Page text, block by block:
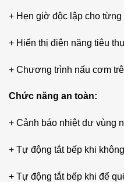
+ Hẹn giờ độc lập cho từng
+ Hiển thị điện năng tiêu
+ Chương trình nấu cơm
Chức năng an toàn:
+ Cảnh báo nhiệt dư vùng
+ Tự động tắt bếp khi
+ Tự động tắt bếp khi để